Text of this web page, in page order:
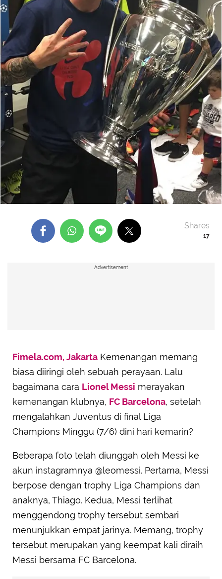
17
Shares
Advertisement
Fimela.com, Jakarta Kemenangan memang
biasa diiringi oleh sebuah perayaan. Lalu
bagaimana cara Lionel Messi merayakan
kemenangan klubnya, FC Barcelona, setelah
mengalahkan Juventus di final Liga
Champions Minggu (7/6) dini hari kemarin?
Beberapa foto telah diunggah oleh Messi ke
akun instagramnya @leomessi. Pertama, Messi
berpose dengan trophy Liga Champions dan
anaknya, Thiago. Kedua, Messi terlihat
menggendong trophy tersebut sembari
menunjukkan empat jarinya. Memang, trophy
tersebut merupakan yang keempat kali diraih
Messi bersama FC Barcelona.